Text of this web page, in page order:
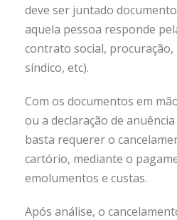
deve ser juntado
aquela pessoa responde
contrato social, procuração,
síndico, etc).
Com os documentos em
ou a declaração de
basta requerer o
cartório, mediante o
emolumentos e custas.
Após análise, o